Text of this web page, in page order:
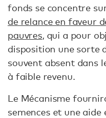
fonds se concentre
de relance en faveur
pauvres, qui a pour
disposition une sorte
souvent absent dans
à faible revenu.
Le Mécanisme
semences et une aide